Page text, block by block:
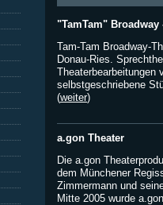
"TamTam" Broadway
Tam-Tam Broadway-
Donau-Ries.
Theaterbearbeitungen
selbstgeschriebene
(weiter)
a.gon Theater
Die a.gon
dem Münchener
Zimmermann und
Mitte 2005 wurde